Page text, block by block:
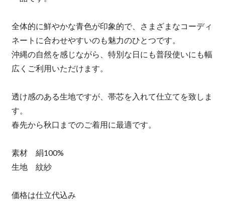
全体的に鮮やかな青色が印象的で、さまざまなコーディ
ネートに合わせやすいのも魅力のひとつです。
沖縄の自然を感じながら、特別な日にも普段使いにも幅
広くご利用いただけます。
透け感のある生地ですが、帯芯を入れて仕立てを致しま
す。
春先から秋口までのご着用に最適です。
素材 絹100%
生地 紋紗
価格は仕立代込み